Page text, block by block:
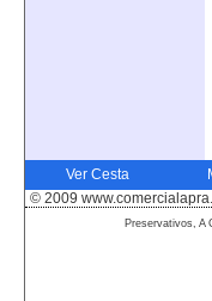
Ver Cesta
© 2009
Preservativos, A